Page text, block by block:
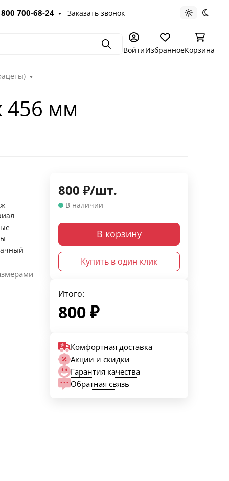
700-68-24 Заказать звонок Светлая
ПоискВойтиИзбранноеКорзина
456 мм
800 ₽/шт.
В наличии
В корзину
Купить в один клик
Итого:
800₽
Комфортная доставка
Акции и скидки
Гарантия качества
Обратная связь